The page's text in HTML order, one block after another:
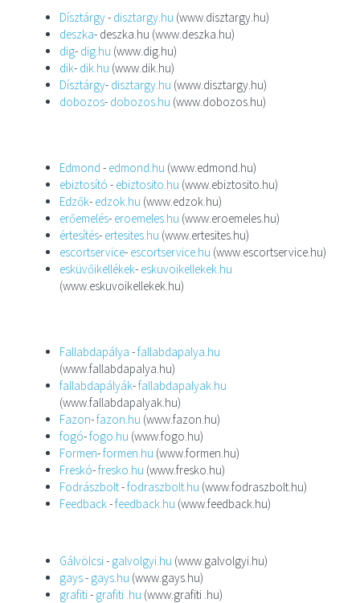
Dísztárgy- disztargy.hu (www.disztargy.hu)
deszka- deszka.hu (www.deszka.hu)
dig- dig.hu (www.dig.hu)
dik- dik.hu (www.dik.hu)
Dísztárgy- disztargy.hu (www.disztargy.hu)
dobozos- dobozos.hu (www.dobozos.hu)
Edmond - edmond.hu (www.edmond.hu)
ebiztosító - ebiztosito.hu (www.ebiztosito.hu)
Edzők- edzok.hu (www.edzok.hu)
erőemelés- eroemeles.hu (www.eroemeles.hu)
értesítés- ertesites.hu (www.ertesites.hu)
escortservice- escortservice.hu (www.escortservice.hu)
esküvőikellékek- eskuvoikellekek.hu
(www.eskuvoikellekek.hu)
Fallabdapálya -fallabdapalya.hu
(www.fallabdapalya.hu)
fallabdapályák-fallabdapalyak.hu
(www.fallabdapalyak.hu)
Fazon-fazon.hu (www.fazon.hu)
fogó-fogo.hu (www.fogo.hu)
Formen-formen.hu (www.formen.hu)
Freskó-fresko.hu (www.fresko.hu)
Fodrászbolt-fodraszbolt.hu (www.fodraszbolt.hu)
Feedback-feedback.hu (www.feedback.hu)
Gálvölcsi- galvolgyi.hu (www.galvolgyi.hu)
gays- gays.hu (www.gays.hu)
grafiti- grafiti .hu (www.grafiti .hu)